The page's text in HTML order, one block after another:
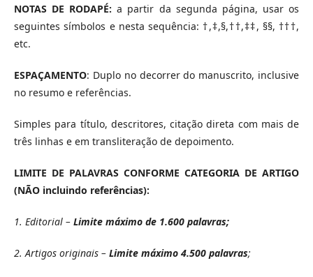
NOTAS DE RODAPÉ: a partir da segunda página, usar os
seguintes símbolos e nesta sequência: †,‡,§,††,‡‡, §§, †††,
etc.
ESPAÇAMENTO: Duplo no decorrer do manuscrito, inclusive
no resumo e referências.
Simples para título, descritores, citação direta com mais de
três linhas e em transliteração de depoimento.
LIMITE DE PALAVRAS CONFORME CATEGORIA DE ARTIGO
(NÃO incluindo referências):
1. Editorial – Limite máximo de 1.600 palavras;
2. Artigos originais – Limite máximo 4.500 palavras;